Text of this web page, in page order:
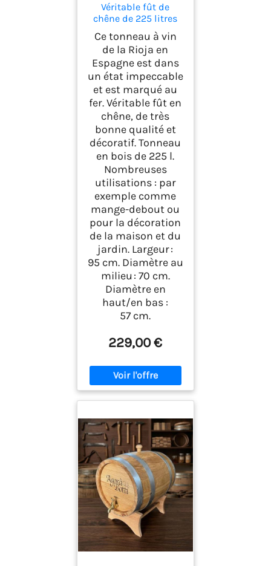
Véritable fût de
chêne de 225 litres
utilisable comme
table, mange-debout,
décoration de
maison ou de jardin
Ce tonneau à vin
de la Rioja en
Espagne est dans
un état impeccable
et est marqué au
fer. Véritable fût en
chêne, de très
bonne qualité et
décoratif. Tonneau
en bois de 225 l.
Nombreuses
utilisations : par
exemple comme
mange-debout ou
pour la décoration
de la maison et du
jardin. Largeur :
95 cm. Diamètre au
milieu : 70 cm.
Diamètre en
haut/en bas :
57 cm.
229,00 €